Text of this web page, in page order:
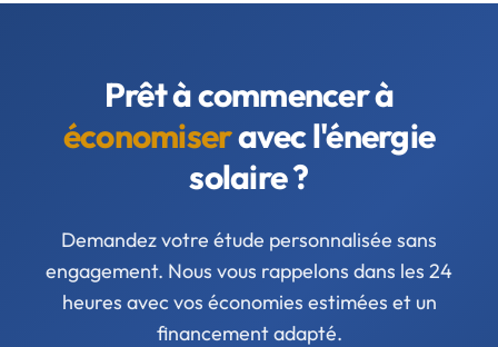
Prêt à commencer à
économiseravec l'énergie
solaire ?
Demandez votre étude personnalisée sans
engagement. Nous vous rappelons dans les 24
heures avec vos économies estimées et un
financement adapté.